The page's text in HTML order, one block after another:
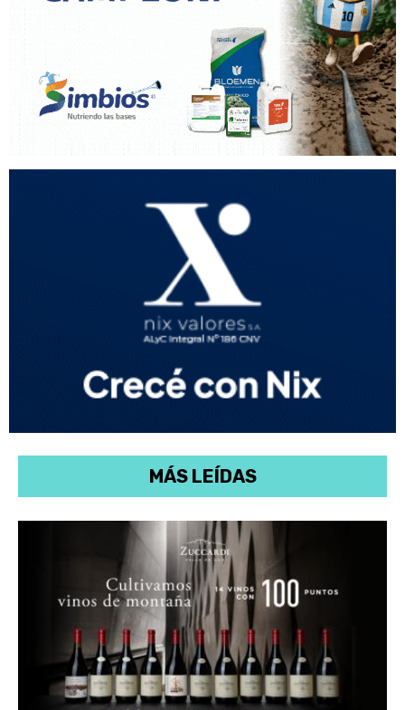
MÁS LEÍDAS